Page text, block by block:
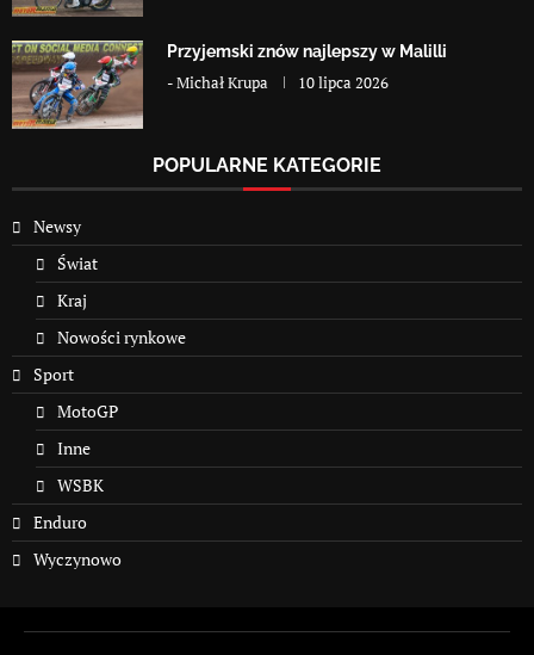
Przyjemski znów najlepszy w Malilli
-Michał Krupa 10 lipca 2026
POPULARNE KATEGORIE
Newsy
Świat
Kraj
Nowości rynkowe
Sport
MotoGP
Inne
WSBK
Enduro
Wyczynowo